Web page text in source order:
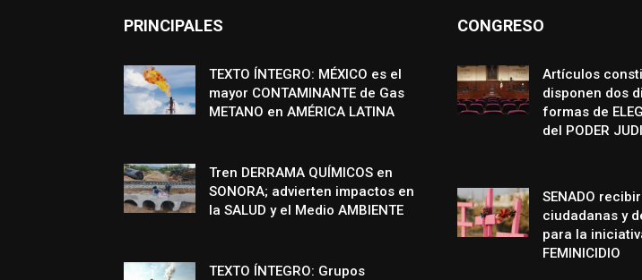
PRINCIPALES
TEXTO ÍNTEGRO: MÉXICO es el
mayor CONTAMINANTE de Gas
METANO en AMÉRICA LATINA
Tren DERRAMA QUÍMICOS en
SONORA; advierten impactos en
la SALUD y el Medio AMBIENTE
TEXTO ÍNTEGRO: Grupos
CONGRESO
Artículos
disponen dos
formas de
del PODER
SENADO
ciudadanas y
para la
FEMINICIDIO